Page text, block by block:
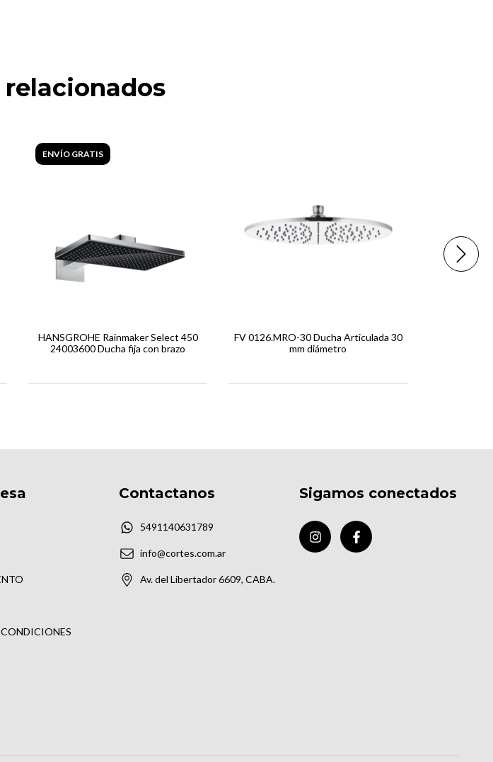
ENVÍO GRATIS
HANSGROHE Rainmaker Select 450
24003600 Ducha fija con brazo
FV 0126.MRO-30 Ducha Articulada 30
mm diámetro
Contactanos
5491140631789
info@cortes.com.ar
Av. del Libertador 6609, CABA.
Sigamos conectados